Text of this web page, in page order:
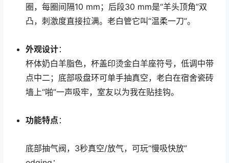
圈，每圈间隔10 mm；后段30 mm是“羊头顶角”双
凸，刺激度直接拉满。老白管它叫“温柔一刀”。
外观设计：
杯体奶白羊脂色，杯盖印烫金白羊座符号，低调中带
点中二；底部吸盘环可单手抽真空，老白在宿舍瓷砖
墙上“啪”一声吸牢，室友以为我在贴挂钩。
功能特点 ：
底部抽气阀，3秒真空/放气，可玩“慢吸快放”